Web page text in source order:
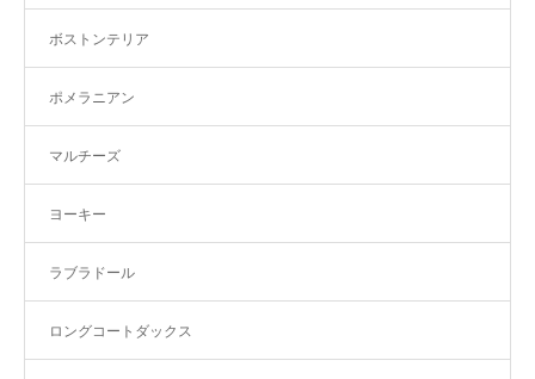
ボストンテリア
ポメラニアン
マルチーズ
ヨーキー
ラブラドール
ロングコートダックス